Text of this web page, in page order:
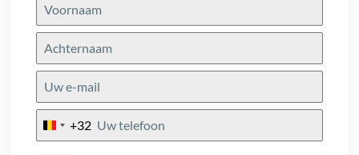
Belgium
+32